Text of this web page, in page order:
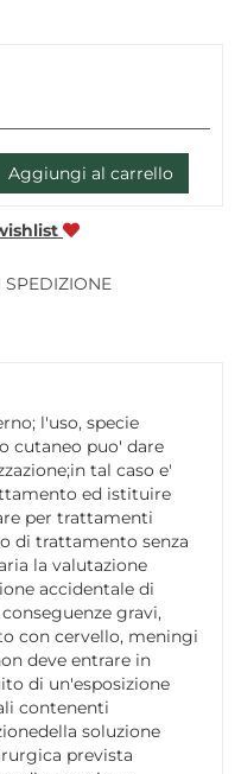
Aggiungi al carrello
l'uso, specie
cutaneo puo' dare
tal caso e'
ed istituire
per trattamenti
di trattamento senza
la valutazione
accidentale di
gravi,
con cervello, meningi
deve entrare in
di un'esposizione
contenenti
soluzione
prevista